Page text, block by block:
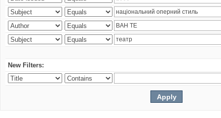
New Filters: